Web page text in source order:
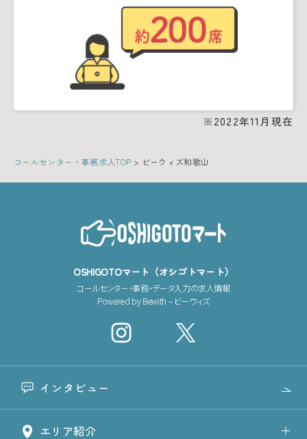
※2022年11月現在
コールセンター・事務求人TOP > ビーウィズ和歌山
OSHIGOTOマート（オシゴトマート）
コールセンター・事務・データ入力の求人情報
Powered by Bewith – ビーウィズ
インタビュー
エリア紹介